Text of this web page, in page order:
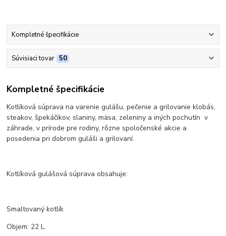
Kompletné špecifikácie
Súvisiaci tovar 50
Kompletné špecifikácie
Kotlíková súprava na varenie gulášu, pečenie a grilovanie klobás,
steakov, špekáčikov, slaniny, mäsa, zeleniny a iných pochutín v
záhrade, v prírode pre rodiny, rôzne spoločenské akcie a
posedenia pri dobrom guláši a grilovaní.
Kotlíková gulášová súprava obsahuje:
Smaltovaný kotlík
Objem: 22 L.